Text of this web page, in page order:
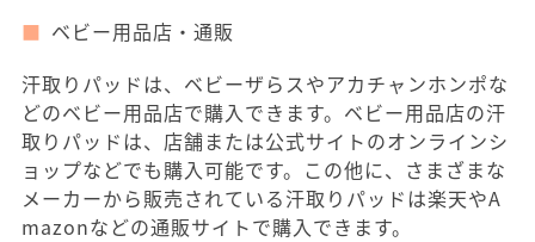
ベビー用品店・通販
汗取りパッドは、ベビーザらスやアカチャンホンポな
どのベビー用品店で購入できます。ベビー用品店の汗
取りパッドは、店舗または公式サイトのオンラインシ
ョップなどでも購入可能です。この他に、さまざまな
メーカーから販売されている汗取りパッドは楽天やA
mazonなどの通販サイトで購入できます。